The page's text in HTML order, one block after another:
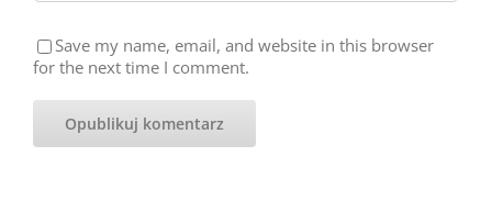
Save my name, email, and website in this browser
for the next time I comment.